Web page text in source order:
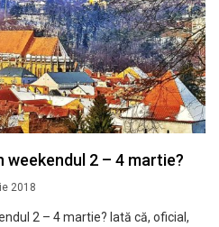
weekendul 2 – 4 martie?
2018
2 – 4 martie? Iată că, oficial,